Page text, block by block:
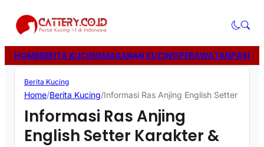
HOMEBERITA KUCINGMAKANAN KUCINGPERAWATANPASIR
Berita Kucing
Home/Berita Kucing/Informasi Ras Anjing English Setter
Informasi Ras Anjing
English Setter Karakter &